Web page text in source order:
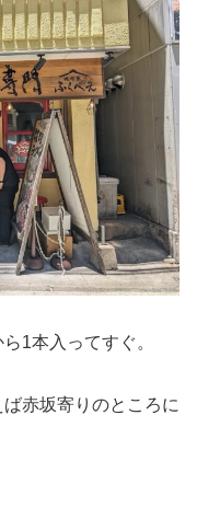
1本入ってすぐ。
赤坂寄りのところに